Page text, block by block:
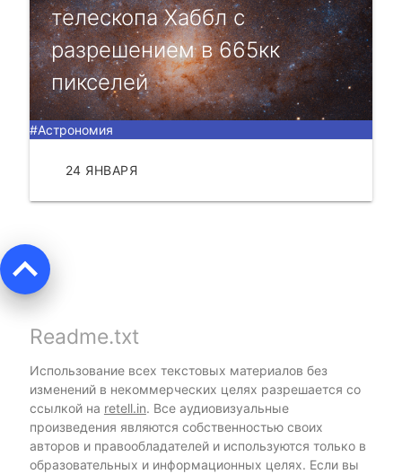
телескопа Хаббл с
разрешением в 665кк
пикселей
#Астрономия
24 ЯНВАРЯ
keyboard_arrow_up
Readme.txt
Использование всех текстовых материалов без
изменений в некоммерческих целях разрешается со
ссылкой на retell.in. Все аудиовизуальные
произведения являются собственностью своих
авторов и правообладателей и используются только в
образовательных и информационных целях. Если вы